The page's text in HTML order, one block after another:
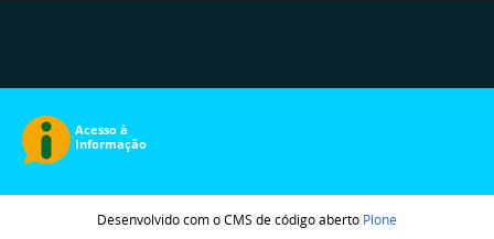
Desenvolvido com o CMS de código aberto Plone